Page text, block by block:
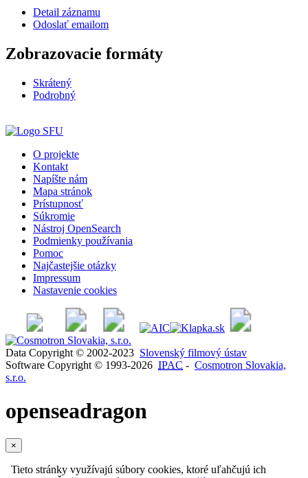
Detail záznamu
Odoslať emailom
Zobrazovacie formáty
Skrátený
Podrobný
O projekte
Kontakt
Napíšte nám
Mapa stránok
Prístupnosť
Súkromie
Nástroj OpenSearch
Podmienky používania
Pomoc
Najčastejšie otázky
Impressum
Nastavenie cookies
Data Copyright © 2002-2023 Slovenský filmový ústav
Software Copyright © 1993-2026 IPAC - Cosmotron Slovakia,
s.r.o.
openseadragon
×
Tieto stránky využívajú súbory cookies, ktoré uľahčujú ich